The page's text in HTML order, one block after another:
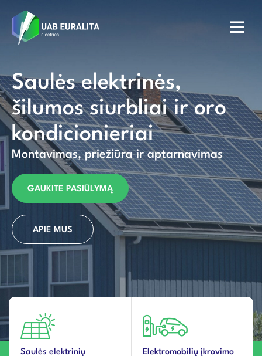
Saulės elektrinės,
šilumos siurbliai ir oro
kondicionieriai
Montavimas, priežiūra ir aptarnavimas
GAUKITE PASIŪLYMĄ
APIE MUS
Saulės elektrinių
Elektromobilių įkrovimo